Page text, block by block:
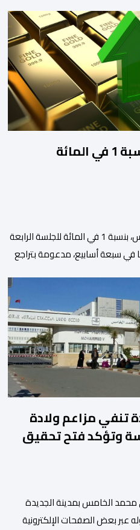
ارتفعت أسعار الذهب، اليوم الخميس، بنسبة 1 في المائة للجلسة الرابعة
في سبعة أسابيع، مدعومة بتراجع
الأمريكية. وزاد سعر الذهب في
أعلى مستوى له منذ 18 يونيو الماضي، فيما ارتفعت العقود
تنفي مزاعم ولادة
وتؤكد فتح تحقيق
الخامس بمدينة الجديدة
عبر بعض الصفحات الإلكترونية